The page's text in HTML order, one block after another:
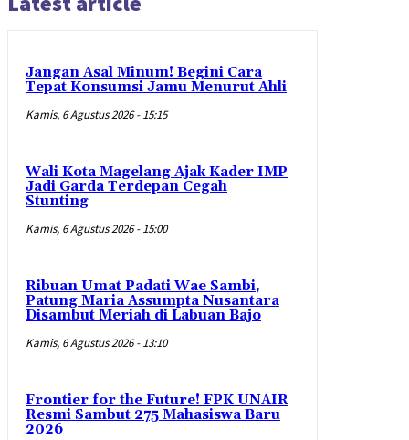
Jangan Asal Minum! Begini Cara
Tepat Konsumsi Jamu Menurut Ahli
Kamis, 6 Agustus 2026 - 15:15
Wali Kota Magelang Ajak Kader IMP
Jadi Garda Terdepan Cegah
Stunting
Kamis, 6 Agustus 2026 - 15:00
Ribuan Umat Padati Wae Sambi,
Patung Maria Assumpta Nusantara
Disambut Meriah di Labuan Bajo
Kamis, 6 Agustus 2026 - 13:10
Frontier for the Future! FPK UNAIR
Resmi Sambut 275 Mahasiswa Baru
2026